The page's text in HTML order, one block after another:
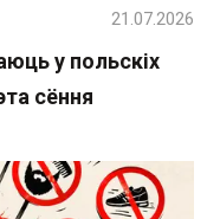
у польскіх
сёння
21.07.2026